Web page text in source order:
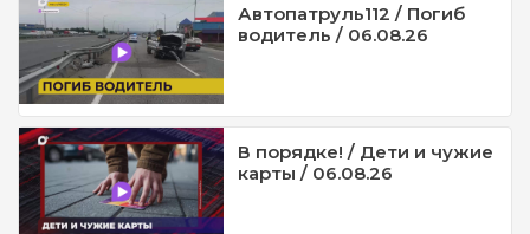
Автопатруль112 / Погиб
водитель / 06.08.26
В порядке! / Дети и чужие
карты / 06.08.26